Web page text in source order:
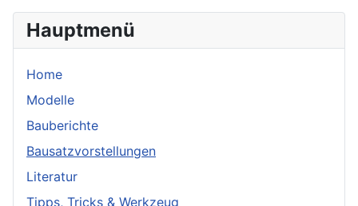
Hauptmenü
Home
Modelle
Bauberichte
Bausatzvorstellungen
Literatur
Tipps, Tricks & Werkzeug